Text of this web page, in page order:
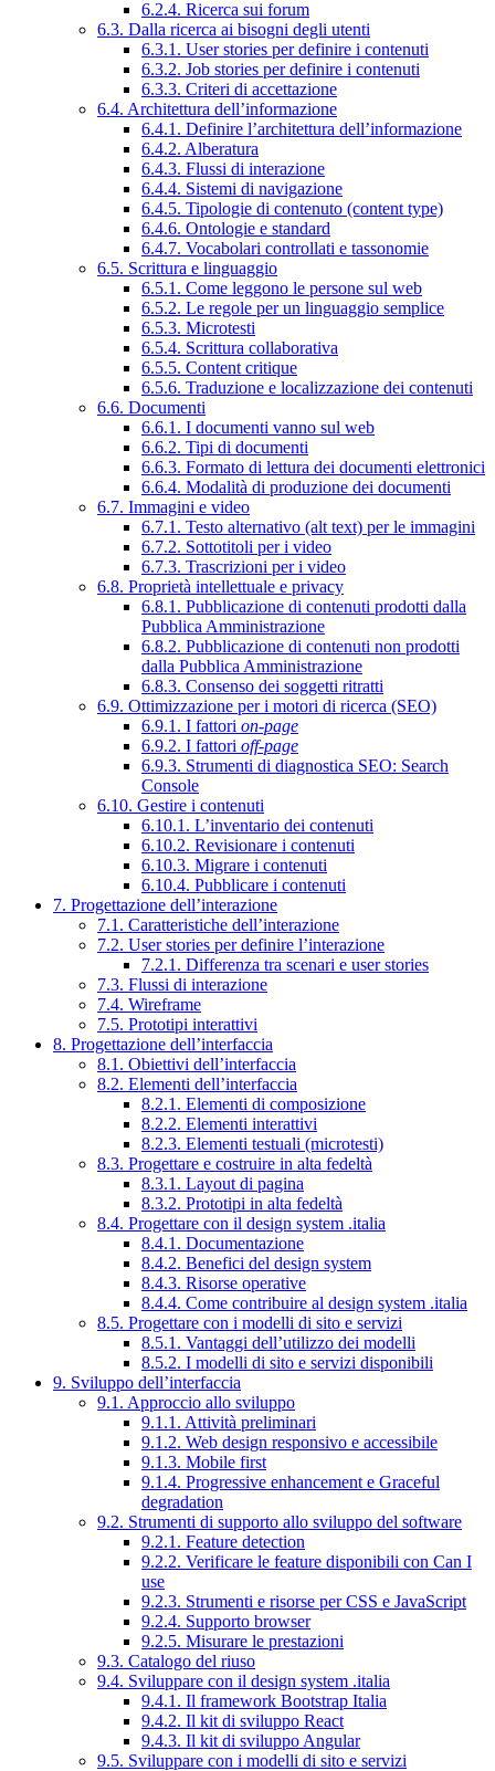
6.2.4. Ricerca sui forum
6.3. Dalla ricerca ai bisogni degli utenti
6.3.1. User stories per definire i contenuti
6.3.2. Job stories per definire i contenuti
6.3.3. Criteri di accettazione
6.4. Architettura dell’informazione
6.4.1. Definire l’architettura dell’informazione
6.4.2. Alberatura
6.4.3. Flussi di interazione
6.4.4. Sistemi di navigazione
6.4.5. Tipologie di contenuto (content type)
6.4.6. Ontologie e standard
6.4.7. Vocabolari controllati e tassonomie
6.5. Scrittura e linguaggio
6.5.1. Come leggono le persone sul web
6.5.2. Le regole per un linguaggio semplice
6.5.3. Microtesti
6.5.4. Scrittura collaborativa
6.5.5. Content critique
6.5.6. Traduzione e localizzazione dei contenuti
6.6. Documenti
6.6.1. I documenti vanno sul web
6.6.2. Tipi di documenti
6.6.3. Formato di lettura dei documenti elettronici
6.6.4. Modalità di produzione dei documenti
6.7. Immagini e video
6.7.1. Testo alternativo (alt text) per le immagini
6.7.2. Sottotitoli per i video
6.7.3. Trascrizioni per i video
6.8. Proprietà intellettuale e privacy
6.8.1. Pubblicazione di contenuti prodotti dalla
Pubblica Amministrazione
6.8.2. Pubblicazione di contenuti non prodotti
dalla Pubblica Amministrazione
6.8.3. Consenso dei soggetti ritratti
6.9. Ottimizzazione per i motori di ricerca (SEO)
6.9.1. I fattori on-page
6.9.2. I fattori off-page
6.9.3. Strumenti di diagnostica SEO: Search
Console
6.10. Gestire i contenuti
6.10.1. L’inventario dei contenuti
6.10.2. Revisionare i contenuti
6.10.3. Migrare i contenuti
6.10.4. Pubblicare i contenuti
7. Progettazione dell’interazione
7.1. Caratteristiche dell’interazione
7.2. User stories per definire l’interazione
7.2.1. Differenza tra scenari e user stories
7.3. Flussi di interazione
7.4. Wireframe
7.5. Prototipi interattivi
8. Progettazione dell’interfaccia
8.1. Obiettivi dell’interfaccia
8.2. Elementi dell’interfaccia
8.2.1. Elementi di composizione
8.2.2. Elementi interattivi
8.2.3. Elementi testuali (microtesti)
8.3. Progettare e costruire in alta fedeltà
8.3.1. Layout di pagina
8.3.2. Prototipi in alta fedeltà
8.4. Progettare con il design system .italia
8.4.1. Documentazione
8.4.2. Benefici del design system
8.4.3. Risorse operative
8.4.4. Come contribuire al design system .italia
8.5. Progettare con i modelli di sito e servizi
8.5.1. Vantaggi dell’utilizzo dei modelli
8.5.2. I modelli di sito e servizi disponibili
9. Sviluppo dell’interfaccia
9.1. Approccio allo sviluppo
9.1.1. Attività preliminari
9.1.2. Web design responsivo e accessibile
9.1.3. Mobile first
9.1.4. Progressive enhancement e Graceful
degradation
9.2. Strumenti di supporto allo sviluppo del software
9.2.1. Feature detection
9.2.2. Verificare le feature disponibili con Can I
use
9.2.3. Strumenti e risorse per CSS e JavaScript
9.2.4. Supporto browser
9.2.5. Misurare le prestazioni
9.3. Catalogo del riuso
9.4. Sviluppare con il design system .italia
9.4.1. Il framework Bootstrap Italia
9.4.2. Il kit di sviluppo React
9.4.3. Il kit di sviluppo Angular
9.5. Sviluppare con i modelli di sito e servizi